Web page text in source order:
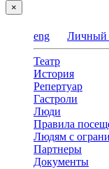
×
eng Личный
Театр
История
Репертуар
Гастроли
Люди
Правила
Людям с
Партнеры
Документы